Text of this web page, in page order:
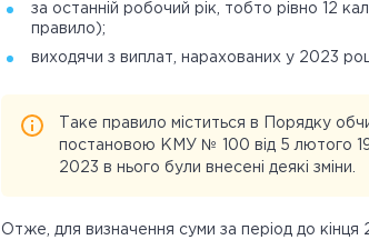
за останній робочий рік, тобто рівно 12
правило);
виходячи з виплат, нарахованих у 2023
Таке правило міститься в Порядку
постановою КМУ № 100 від 5 лютого
2023 в нього були внесені деякі зміни.
Отже, для визначення суми за період до кінця